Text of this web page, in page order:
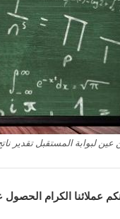
لبوابة المستقبل تقدير ناتج
عملائنا الكرام